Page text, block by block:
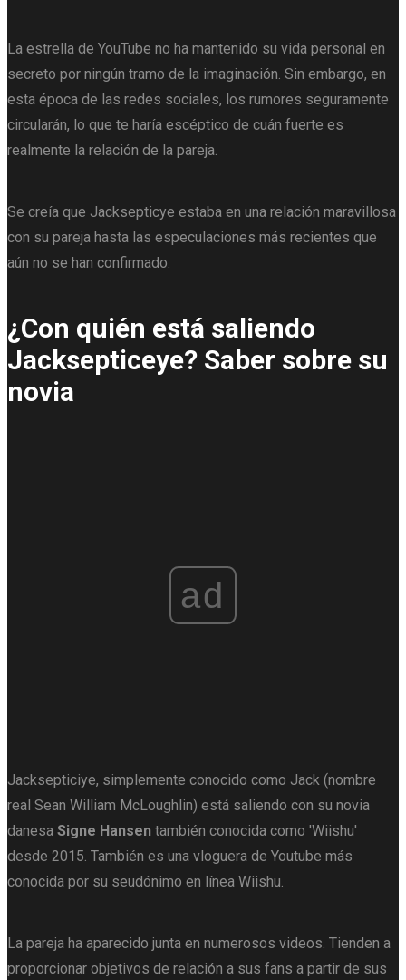
La estrella de YouTube no ha mantenido su vida personal en
secreto por ningún tramo de la imaginación. Sin embargo, en
esta época de las redes sociales, los rumores seguramente
circularán, lo que te haría escéptico de cuán fuerte es
realmente la relación de la pareja.
Se creía que Jacksepticye estaba en una relación maravillosa
con su pareja hasta las especulaciones más recientes que
aún no se han confirmado.
¿Con quién está saliendo
Jacksepticeye? Saber sobre su
novia
ad
Jacksepticiye, simplemente conocido como Jack (nombre
real Sean William McLoughlin) está saliendo con su novia
danesa Signe Hansen también conocida como 'Wiishu'
desde 2015. También es una vloguera de Youtube más
conocida por su seudónimo en línea Wiishu.
La pareja ha aparecido junta en numerosos videos. Tienden a
proporcionar objetivos de relación a sus fans a partir de sus